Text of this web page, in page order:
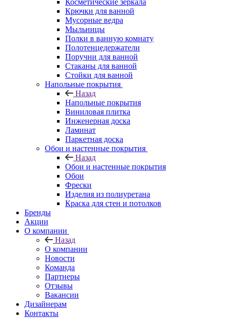
Косметические зеркала
Крючки для ванной
Мусорные ведра
Мыльницы
Полки в ванную комнату
Полотенцедержатели
Поручни для ванной
Стаканы для ванной
Стойки для ванной
Напольные покрытия
Назад
Напольные покрытия
Виниловая плитка
Инженерная доска
Ламинат
Паркетная доска
Обои и настенные покрытия
Назад
Обои и настенные покрытия
Обои
Фрески
Изделия из полиуретана
Краска для стен и потолков
Бренды
Акции
О компании
Назад
О компании
Новости
Команда
Партнеры
Отзывы
Вакансии
Дизайнерам
Контакты